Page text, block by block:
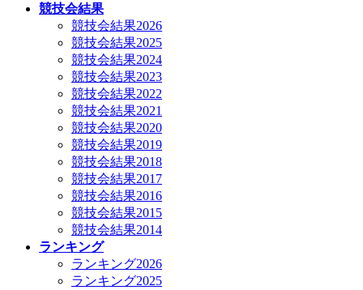
競技会結果
競技会結果2026
競技会結果2025
競技会結果2024
競技会結果2023
競技会結果2022
競技会結果2021
競技会結果2020
競技会結果2019
競技会結果2018
競技会結果2017
競技会結果2016
競技会結果2015
競技会結果2014
ランキング
ランキング2026
ランキング2025